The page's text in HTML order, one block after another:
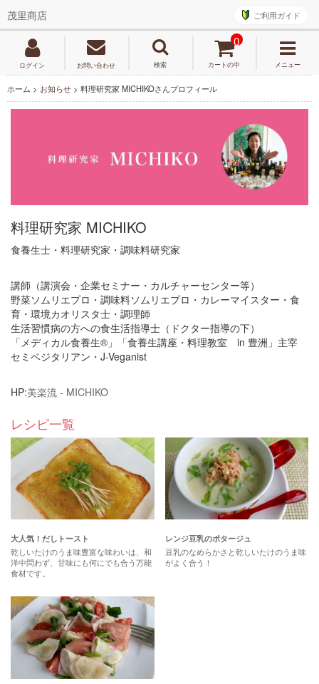
茂里商店 ご利用ガイド
ログイン お問い合わせ 検索 カートの中
0
メニュー
ホーム > お知らせ > 料理研究家 MICHIKOさんプロフィール
料理研究家 MICHIKO
食養生士・料理研究家・調味料研究家
講師（講演会・企業セミナー・カルチャーセンター等）
野菜ソムリエプロ・調味料ソムリエプロ・カレーマイスター・食
育・環境カオリスタ士・調理師
生活習慣病の方への食生活指導士（ドクター指導の下）
「メディカル食養生®」「食養生講座・料理教室 in 豊洲」主宰
セミベジタリアン・J-Veganist
HP:美楽流 - MICHIKO
レシピ一覧
大人気！だしトースト
乾しいたけのうま味豊富な味わいは、和
洋中問わず、甘味にも何にでも合う万能
食材です。
レンジ豆乳のポタージュ
豆乳のなめらかさと乾しいたけのうま味
がよく合う！